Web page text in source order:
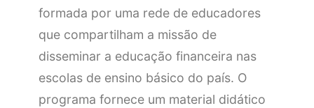
formada por uma rede de educadores
que compartilham a missão de
disseminar a educação financeira nas
escolas de ensino básico do país. O
programa fornece um material didático